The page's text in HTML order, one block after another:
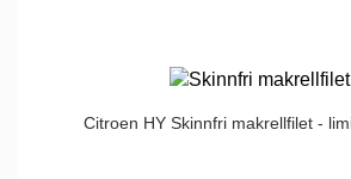
Citroen HY Skinnfri makrellfilet -